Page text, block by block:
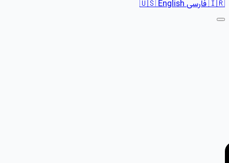
🇮🇷فارسی 🇺🇸English